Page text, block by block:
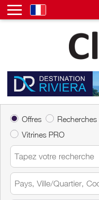
Offres Recherches
Vitrines PRO